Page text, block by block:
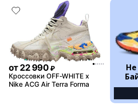
от22 990 ₽
Кроссовки OFF-WHITE x
Nike ACG Air Terra Forma